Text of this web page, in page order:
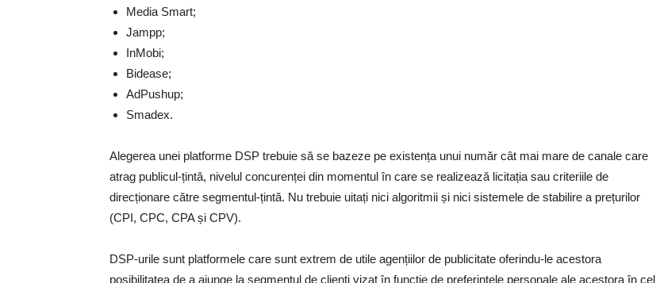
Media Smart;
Jampp;
InMobi;
Bidease;
AdPushup;
Smadex.
Alegerea unei platforme DSP trebuie să se bazeze pe existența unui număr cât mai mare de canale care
atrag publicul-țintă, nivelul concurenței din momentul în care se realizează licitația sau criteriile de
direcționare către segmentul-țintă. Nu trebuie uitați nici algoritmii și nici sistemele de stabilire a prețurilor
(CPI, CPC, CPA și CPV).
DSP-urile sunt platformele care sunt extrem de utile agențiilor de publicitate oferindu-le acestora
posibilitatea de a ajunge la segmentul de clienți vizat în funcție de preferințele personale ale acestora în cel